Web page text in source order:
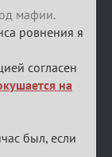
мафии.
ровнения я
согласен
на
был, если